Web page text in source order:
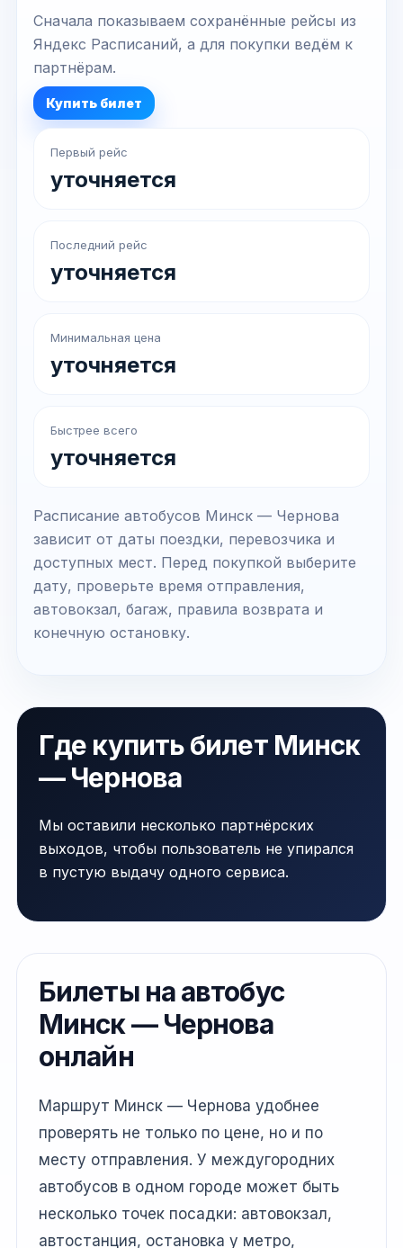
Сначала показываем сохранённые рейсы из
Яндекс Расписаний, а для покупки ведём к
партнёрам.
Купить билет
Первый рейс
уточняется
Последний рейс
уточняется
Минимальная цена
уточняется
Быстрее всего
уточняется
Расписание автобусов Минск — Чернова
зависит от даты поездки, перевозчика и
доступных мест. Перед покупкой выберите
дату, проверьте время отправления,
автовокзал, багаж, правила возврата и
конечную остановку.
Где купить билет Минск
— Чернова
Мы оставили несколько партнёрских
выходов, чтобы пользователь не упирался
в пустую выдачу одного сервиса.
Билеты на автобус
Минск — Чернова
онлайн
Маршрут Минск — Чернова удобнее
проверять не только по цене, но и по
месту отправления. У междугородних
автобусов в одном городе может быть
несколько точек посадки: автовокзал,
автостанция, остановка у метро,